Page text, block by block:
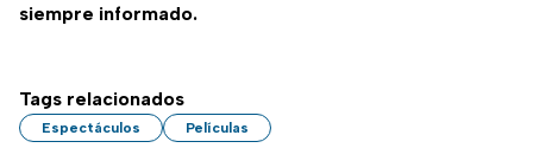
siempre informado.
Tags relacionados
Espectáculos Películas